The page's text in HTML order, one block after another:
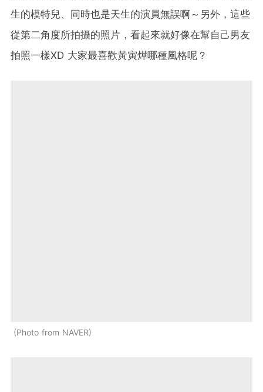
生的模特兒、同時也是天生的演員無誤啊～另外，這些
從第二角度所拍攝的照片，看起來就好像在幫自己男友
拍照一樣XD 大家最喜歡黃寅燁哪種風格呢？
Photo from NAVER